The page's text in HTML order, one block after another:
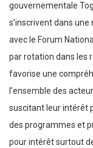
gouvernementale
s’inscrivent dans
avec le Forum
par rotation dans les
favorise une
l’ensemble des
suscitant leur intérêt
des programmes et
pour intérêt surtout